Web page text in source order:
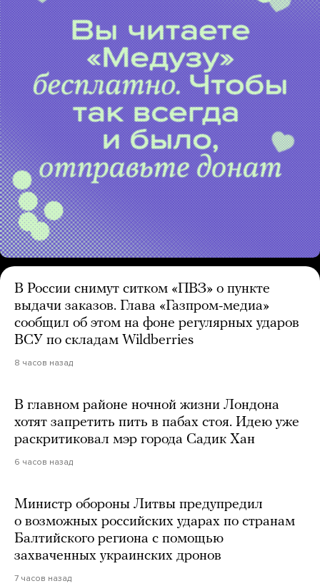
В России снимут ситком «ПВЗ» о пункте
выдачи заказов. Глава «Газпром-медиа»
сообщил об этом на фоне регулярных ударов
ВСУ по складам Wildberries
8 часов назад
В главном районе ночной жизни Лондона
хотят запретить пить в пабах стоя. Идею уже
раскритиковал мэр города Садик Хан
6 часов назад
Министр обороны Литвы предупредил
о возможных российских ударах по странам
Балтийского региона с помощью
захваченных украинских дронов
7 часов назад